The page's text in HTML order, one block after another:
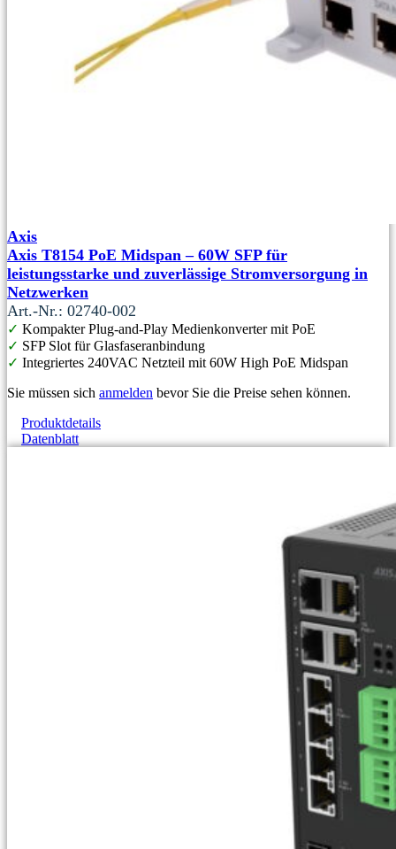
Axis
Axis T8154 PoE Midspan – 60W SFP für
leistungsstarke und zuverlässige Stromversorgung in
Netzwerken
Art.-Nr.: 02740-002
✓ Kompakter Plug-and-Play Medienkonverter mit PoE
✓ SFP Slot für Glasfaseranbindung
✓ Integriertes 240VAC Netzteil mit 60W High PoE Midspan
Sie müssen sich anmelden bevor Sie die Preise sehen können.
Produktdetails
Datenblatt